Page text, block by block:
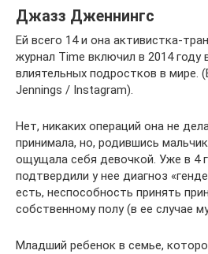
Джазз Дженнингс
Ей всего 14 и она активистка-
журнал Time включил в 2014 году
влиятельных подростков в мире.
Jennings / Instagram).
Нет, никаких операций она не
принимала, но, родившись
ощущала себя девочкой. Уже в 4
подтвердили у нее диагноз
есть, неспособность принять
собственному полу (в ее случае
Младший ребенок в семье,